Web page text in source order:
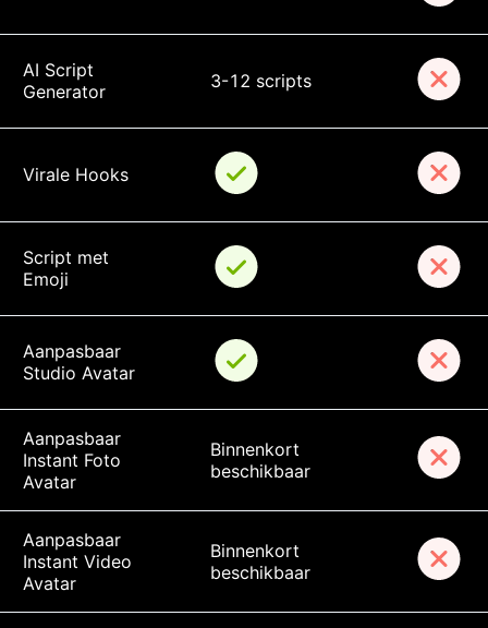
AI Script
Generator
3-12 scripts
Virale Hooks
Script met
Emoji
Aanpasbaar
Studio Avatar
Aanpasbaar
Instant Foto
Avatar
Binnenkort
beschikbaar
Aanpasbaar
Instant Video
Avatar
Binnenkort
beschikbaar